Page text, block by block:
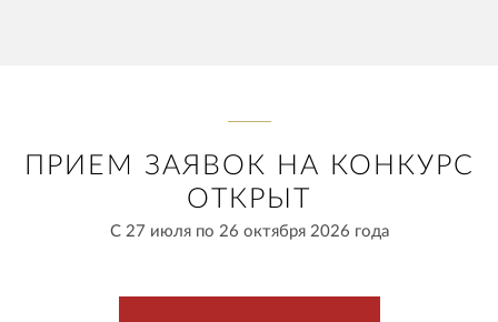
ПРИЕМ ЗАЯВОК НА КОНКУРС
ОТКРЫТ
С 27 июля по 26 октября 2026 года